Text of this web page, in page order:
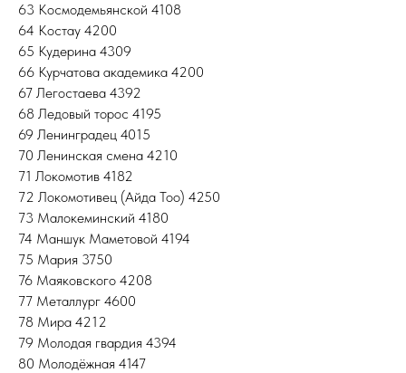
63 Космодемьянской 4108
64 Костау 4200
65 Кудерина 4309
66 Курчатова академика 4200
67 Легостаева 4392
68 Ледовый торос 4195
69 Ленинградец 4015
70 Ленинская смена 4210
71 Локомотив 4182
72 Локомотивец (Айда Тоо) 4250
73 Малокеминский 4180
74 Маншук Маметовой 4194
75 Мария 3750
76 Маяковского 4208
77 Металлург 4600
78 Мира 4212
79 Молодая гвардия 4394
80 Молодёжная 4147